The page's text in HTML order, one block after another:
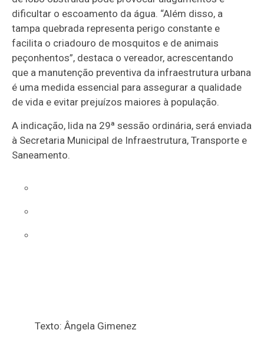
dificultar o escoamento da água. “Além disso, a
tampa quebrada representa perigo constante e
facilita o criadouro de mosquitos e de animais
peçonhentos”, destaca o vereador, acrescentando
que a manutenção preventiva da infraestrutura urbana
é uma medida essencial para assegurar a qualidade
de vida e evitar prejuízos maiores à população.
A indicação, lida na 29ª sessão ordinária, será enviada
à Secretaria Municipal de Infraestrutura, Transporte e
Saneamento.
Texto: Ângela Gimenez